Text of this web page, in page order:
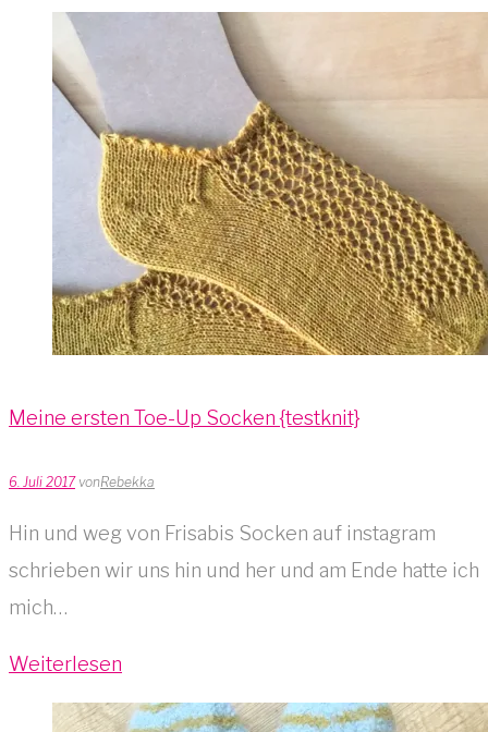
Meine ersten Toe-Up Socken {testknit}
6. Juli 2017 vonRebekka
Hin und weg von Frisabis Socken auf instagram
schrieben wir uns hin und her und am Ende hatte ich
mich…
Weiterlesen